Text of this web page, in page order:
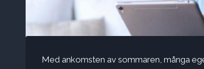
Med ankomsten av sommaren, många